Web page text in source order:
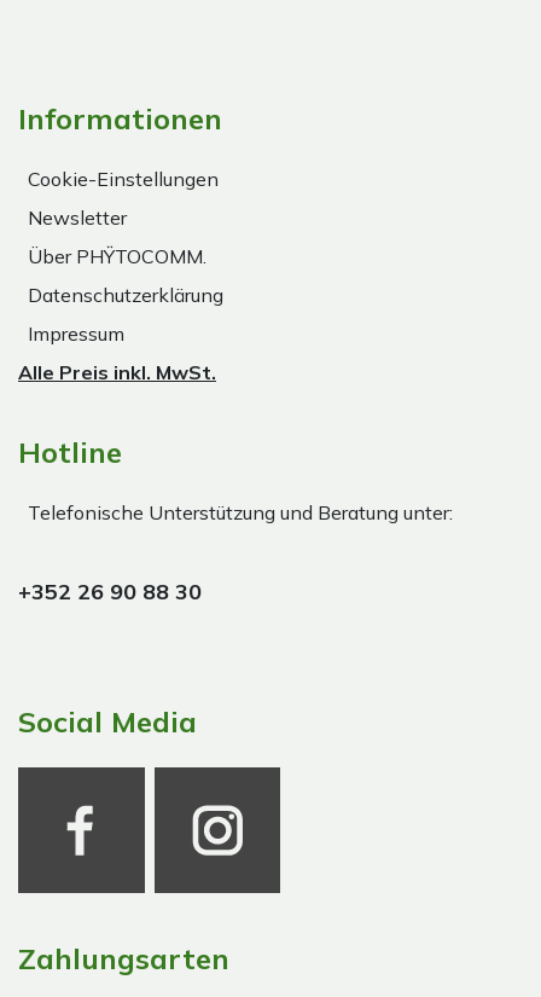
Informationen
Cookie-Einstellungen
Newsletter
Über PHŸTOCOMM.
Datenschutzerklärung
Impressum
Alle Preis inkl. MwSt.
Hotline
Telefonische Unterstützung und Beratung unter:
+352 26 90 88 30
Social Media
Zahlungsarten